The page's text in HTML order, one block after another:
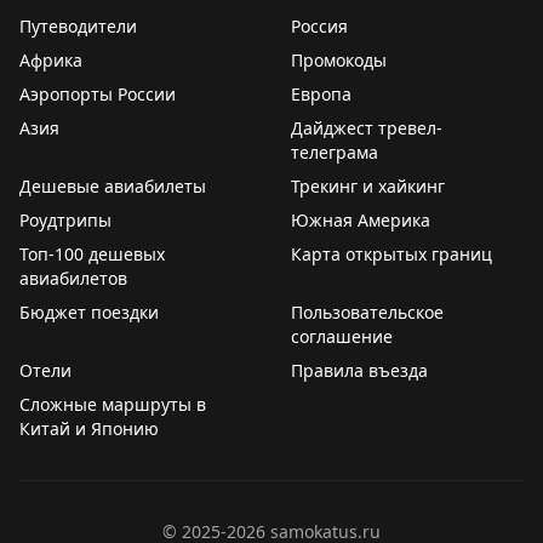
их повредить, либо многократно выходить из душа,
чтобы разобраться, какая бутылка для чего
предназначена. Это приводит к путанице — люди
случайно используют кондиционер вместо шампуня
Отели могли бы легко решить эту проблему, просто
увеличив размер шрифта на этикетках или используя
более контрастные цвета. Это улучшило бы опыт
гостей и сделало бы пребывание в отеле более
комфортным. Пока же путешественникам приходится
адаптироваться к этому неудобству самостоятельно.
Gary Leff|View from the Wing
Путеводители
Россия
Африка
Промокоды
Аэропорты России
Европа
Азия
Дайджест тревел-
телеграма
Дешевые авиабилеты
Трекинг и хайкинг
Роудтрипы
Южная Америка
Топ-100 дешевых
авиабилетов
Карта открытых границ
Бюджет поездки
Пользовательское
соглашение
Отели
Правила въезда
Сложные маршруты в
Китай и Японию
© 2025-2026 samokatus.ru